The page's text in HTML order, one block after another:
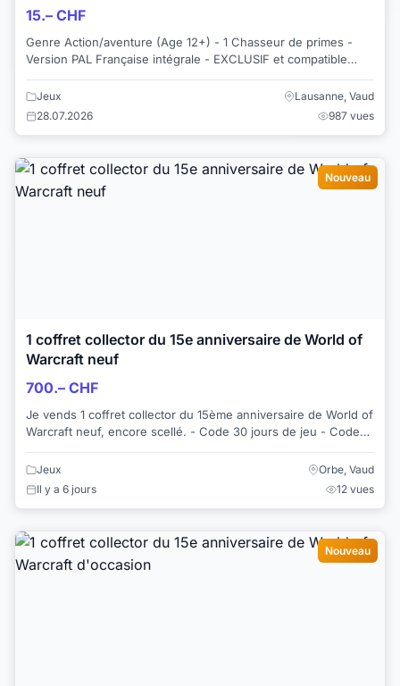
15.– CHF
Genre Action/aventure (Age 12+) - 1 Chasseur de primes -
Version PAL Française intégrale - EXCLUSIF et compatible
Jeux
Lausanne, Vaud
28.07.2026
987 vues
Nouveau
1 coffret collector du 15e anniversaire de World of
Warcraft neuf
700.– CHF
Je vends 1 coffret collector du 15ème anniversaire de World of
Warcraft neuf, encore scellé. - Code 30 jours de jeu - Code
Jeux
Orbe, Vaud
Il y a 6 jours
12 vues
Nouveau